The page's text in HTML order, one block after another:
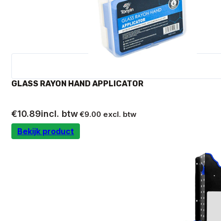
GLASS RAYON HAND APPLICATOR
€10.89incl. btw€9.00 excl. btw
Bekijk product